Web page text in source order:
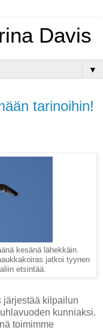
Davis
▼
tarinoihin!
kesänä lähekkäin.
jatkoi tyynen
etsintää.
järjestää kilpailun
kunniaksi.
toimimme